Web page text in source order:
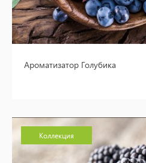
Ароматизатор Голубика
Коллекция